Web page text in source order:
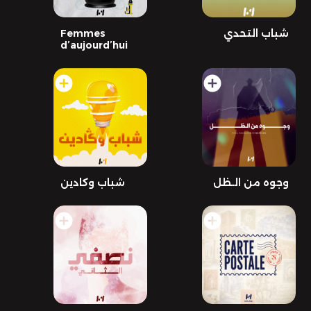
شباب التحدي
Femmes
d’aujourd’hui
add_circle
وجوه من الـظل
add_circle
add_circle
add_circle